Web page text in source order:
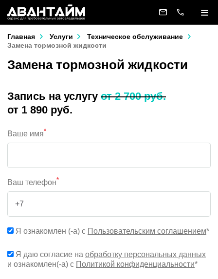
Главная Услуги
Техническое обслуживание
Замена тормозной жидкости
Замена тормозной жидкости
Запись на услугу от 2 700 руб.
от 1 890 руб.
Ваше имя*
Ваш телефон*
Я ознакомлен (-а) с Пользовательским соглашением*
Я даю согласие на обработку персональных данных
и ознакомлен(-а) с Политикой конфиденциальности*